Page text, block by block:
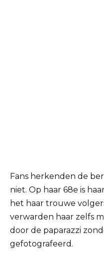
Fans herkenden de
niet. Op haar 68e is
het haar trouwe
verwarden haar zelfs
door de paparazzi
gefotografeerd.